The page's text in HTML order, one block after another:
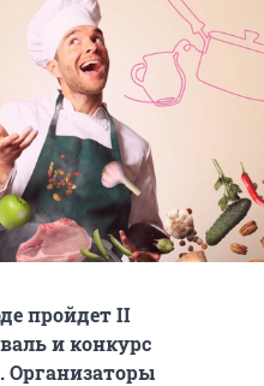
пройдет II
и конкурс
Организаторы